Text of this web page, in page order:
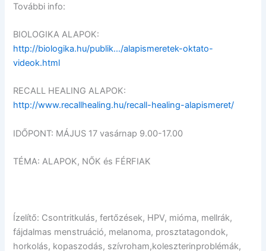
További info:
BIOLOGIKA ALAPOK:
http://biologika.hu/publik…/alapismeretek-oktato-
videok.html
RECALL HEALING ALAPOK:
http://www.recallhealing.hu/recall-healing-alapismeret/
IDŐPONT: MÁJUS 17 vasárnap 9.00-17.00
TÉMA: ALAPOK, NŐK és FÉRFIAK
Ízelítő: Csontritkulás, fertőzések, HPV, mióma, mellrák,
fájdalmas menstruáció, melanoma, prosztatagondok,
horkolás, kopaszodás, szívroham,koleszterinproblémák,